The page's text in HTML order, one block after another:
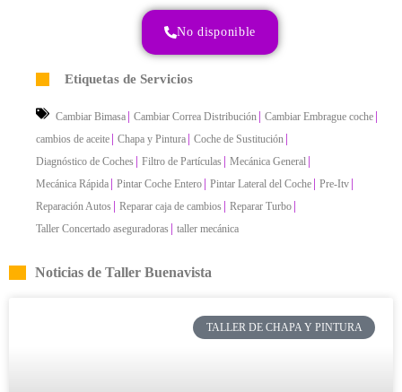
No disponible
Etiquetas de Servicios
Cambiar Bimasa Cambiar Correa Distribución Cambiar Embrague coche
cambios de aceite Chapa y Pintura Coche de Sustitución
Diagnóstico de Coches Filtro de Partículas Mecánica General
Mecánica Rápida Pintar Coche Entero Pintar Lateral del Coche Pre-Itv
Reparación Autos Reparar caja de cambios Reparar Turbo
Taller Concertado aseguradoras taller mecánica
Noticias de Taller Buenavista
TALLER DE CHAPA Y PINTURA